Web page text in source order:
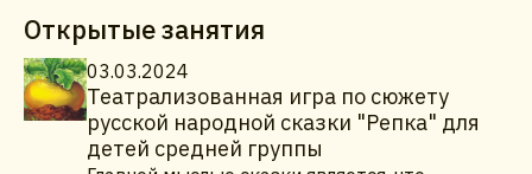
Открытые занятия
03.03.2024
Театрализованная игра по сюжету
русской народной сказки "Репка" для
детей средней группы